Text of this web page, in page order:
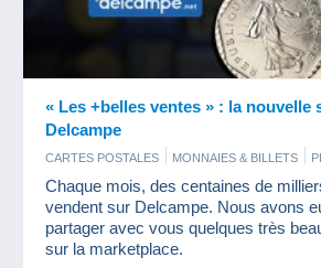
« Les +belles ventes » : la nouvelle
Delcampe
CARTES POSTALES MONNAIES & BILLETS
TIMBRES
Chaque mois, des centaines de
vendent sur Delcampe. Nous avons
partager avec vous quelques très
sur la marketplace.